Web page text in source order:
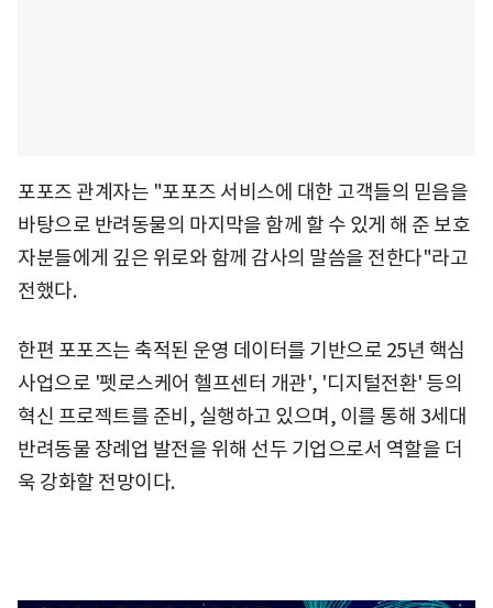
포포즈 관계자는 "포포즈 서비스에 대한 고객들의 믿음을
바탕으로 반려동물의 마지막을 함께 할 수 있게 해 준 보호
자분들에게 깊은 위로와 함께 감사의 말씀을 전한다"라고
전했다.
한편 포포즈는 축적된 운영 데이터를 기반으로 25년 핵심
사업으로 '펫로스케어 헬프센터 개관', '디지털전환' 등의
혁신 프로젝트를 준비, 실행하고 있으며, 이를 통해 3세대
반려동물 장례업 발전을 위해 선두 기업으로서 역할을 더
욱 강화할 전망이다.